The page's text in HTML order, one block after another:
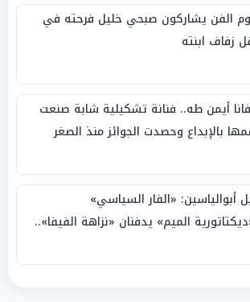
الفن يشاركون صبحي خليل فرحته في
زفاف ابنته
أيمن طه.. فنانة تشكيلية شابة صنعت
بالإبداع وحصدت الجوائز منذ الصغر
أبوالياسين: «الفار السياسي»
الميم» يدفنان «نزاهة الفيفا»..